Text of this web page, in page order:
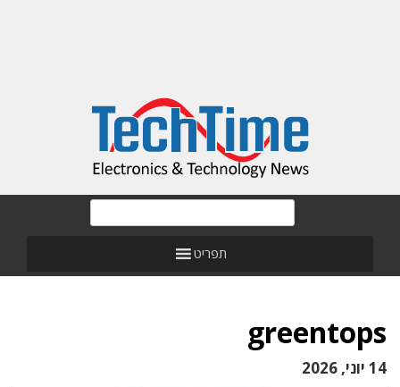
תפריט
greentops
14 יוני, 2026